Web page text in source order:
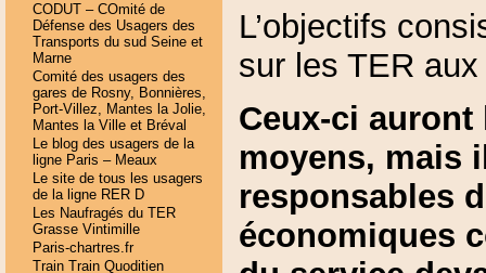
CODUT – COmité de
Défense des Usagers des
Transports du sud Seine et
Marne
Comité des usagers des
gares de Rosny, Bonnières,
Port-Villez, Mantes la Jolie,
Mantes la Ville et Bréval
Le blog des usagers de la
ligne Paris – Meaux
Le site de tous les usagers
de la ligne RER D
Les Naufragés du TER
Grasse Vintimille
Paris-chartres.fr
Train Train Quoditien
L’objectifs
sur les TER
Ceux-ci
moyens, mais
responsables
économiques